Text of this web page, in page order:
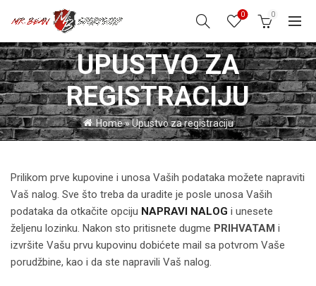
0 0
UPUSTVO ZA
REGISTRACIJU
Home»Upustvo za registraciju
Prilikom prve kupovine i unosa Vaših podataka možete napraviti
Vaš nalog. Sve što treba da uradite je posle unosa Vaših
podataka da otkačite opciju NAPRAVI NALOG i unesete
željenu lozinku. Nakon sto pritisnete dugme PRIHVATAM i
izvršite Vašu prvu kupovinu dobićete mail sa potvrom Vaše
porudžbine, kao i da ste napravili Vaš nalog.